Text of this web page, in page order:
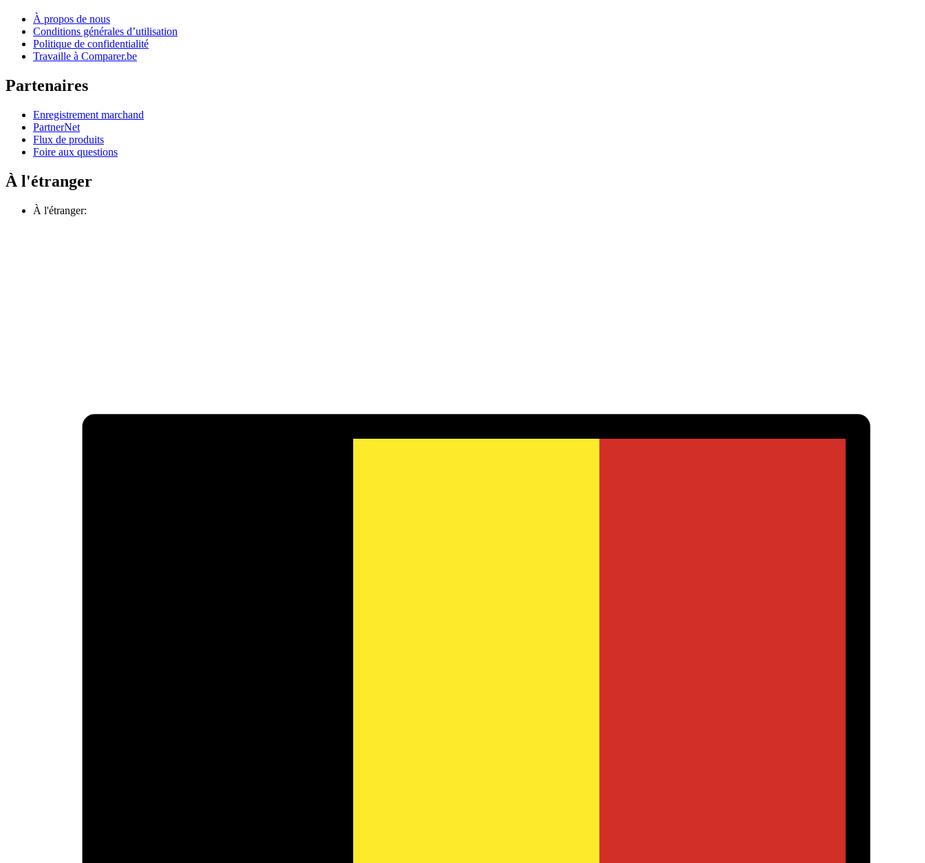
À propos de nous
Conditions générales d’utilisation
Politique de confidentialité
Travaille à Comparer.be
Partenaires
Enregistrement marchand
PartnerNet
Flux de produits
Foire aux questions
À l'étranger
À l'étranger: